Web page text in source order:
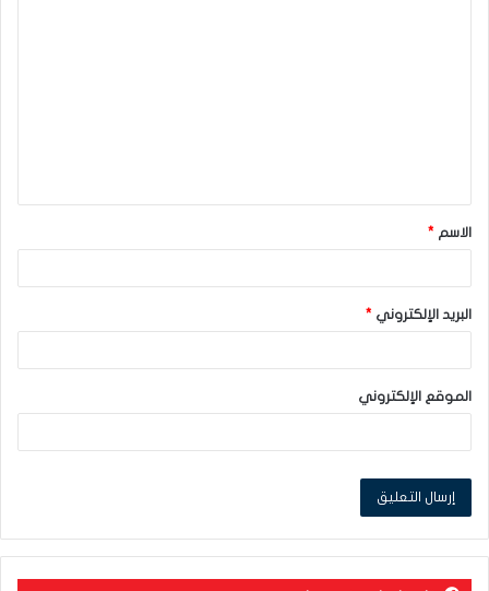
ق
*الاسم *
البريد الإلكتروني *
الموقع الإلكتروني